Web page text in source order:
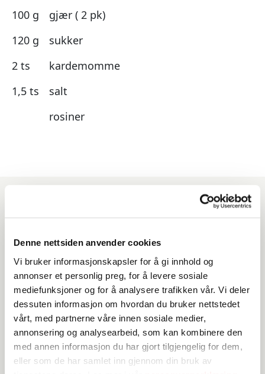
Denne nettsiden anvender cookies
Vi bruker informasjonskapsler for å gi innhold og
annonser et personlig preg, for å levere sosiale
mediefunksjoner og for å analysere trafikken vår. Vi deler
dessuten informasjon om hvordan du bruker nettstedet
vårt, med partnerne våre innen sosiale medier,
annonsering og analysearbeid, som kan kombinere den
med annen informasjon du har gjort tilgjengelig for dem,
eller som de har samlet inn gjennom din bruk av
100 g
gjær ( 2 pk)
120 g
sukker
2 ts
kardemomme
1,5 ts
salt
rosiner
Produkter du kan benytte
til denne oppskriften